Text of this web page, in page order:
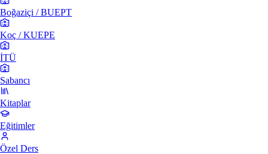
Boğaziçi / BUEPT
Koç / KUEPE
İTÜ
Sabancı
Kitaplar
Eğitimler
Özel Ders